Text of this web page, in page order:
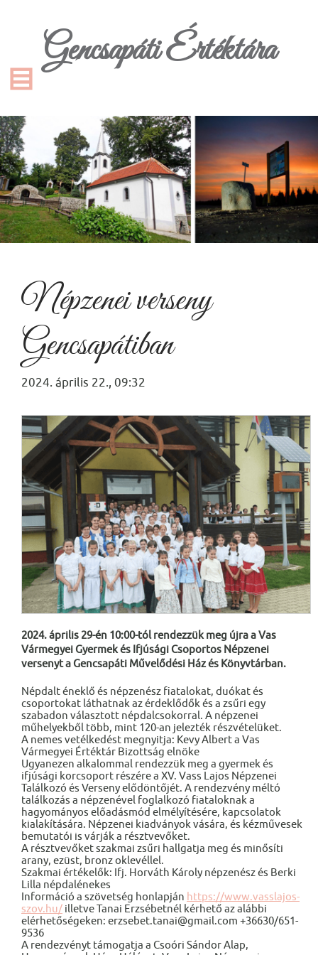
Gencsapáti Értéktára
Népzenei verseny
Gencsapátiban
2024. április 22., 09:32
2024. április 29-én 10:00-tól rendezzük meg újra a Vas
Vármegyei Gyermek és Ifjúsági Csoportos Népzenei
versenyt a Gencsapáti Művelődési Ház és Könyvtárban.
Népdalt éneklő és népzenész fiatalokat, duókat és
csoportokat láthatnak az érdeklődők és a zsűri egy
szabadon választott népdalcsokorral. A népzenei
műhelyekből több, mint 120-an jelezték részvételüket.
A nemes vetélkedést megnyitja: Kevy Albert a Vas
Vármegyei Értéktár Bizottság elnöke
Ugyanezen alkalommal rendezzük meg a gyermek és
ifjúsági korcsoport részére a XV. Vass Lajos Népzenei
Találkozó és Verseny elődöntőjét. A rendezvény méltó
találkozás a népzenével foglalkozó fiataloknak a
hagyományos előadásmód elmélyítésére, kapcsolatok
kialakítására. Népzenei kiadványok vására, és kézművesek
bemutatói is várják a résztvevőket.
A résztvevőket szakmai zsűri hallgatja meg és minősíti
arany, ezüst, bronz oklevéllel.
Szakmai értékelők: Ifj. Horváth Károly népzenész és Berki
Lilla népdalénekes
Információ a szövetség honlapján https://www.vasslajos-
szov.hu/ illetve Tanai Erzsébetnél kérhető az alábbi
elérhetőségeken: erzsebet.tanai@gmail.com +36630/651-
9536
A rendezvényt támogatja a Csoóri Sándor Alap,